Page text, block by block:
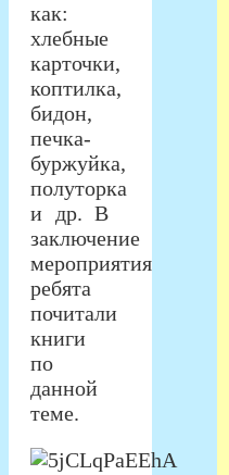
как:
хлебные
карточки,
коптилка,
бидон,
печка-
буржуйка,
полуторка
и др. В
заключение
мероприятия
ребята
почитали
книги
по
данной
теме.